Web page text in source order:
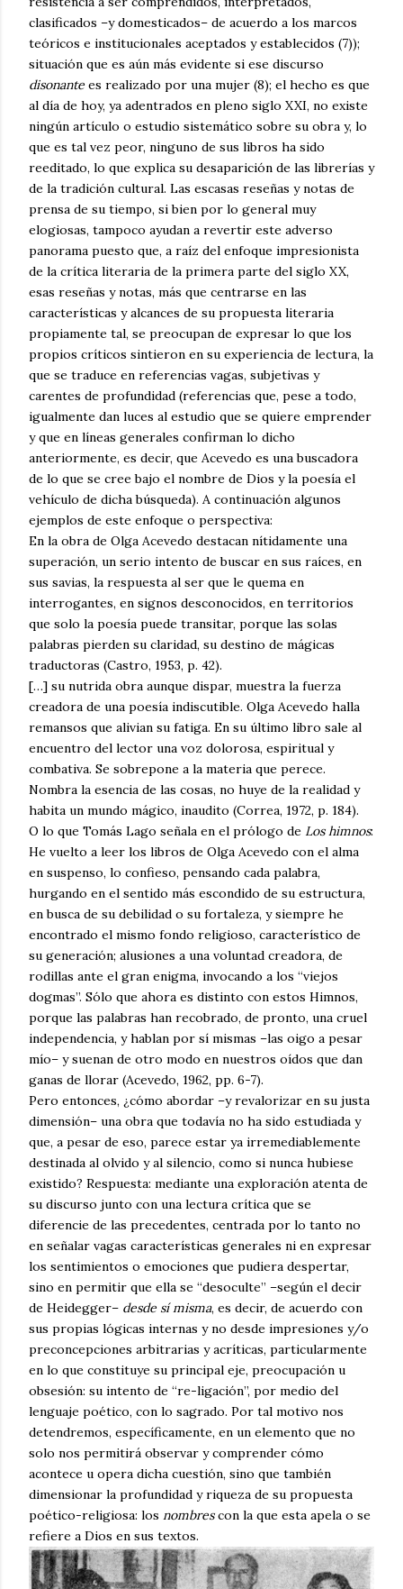
clasificados –y domesticados– de acuerdo a los marcos
teóricos e institucionales aceptados y establecidos (7));
situación que es aún más evidente si ese discurso
disonante es realizado por una mujer (8); el hecho es que
al día de hoy, ya adentrados en pleno siglo XXI, no existe
ningún artículo o estudio sistemático sobre su obra y, lo
que es tal vez peor, ninguno de sus libros ha sido
reeditado, lo que explica su desaparición de las librerías y
de la tradición cultural. Las escasas reseñas y notas de
prensa de su tiempo, si bien por lo general muy
elogiosas, tampoco ayudan a revertir este adverso
panorama puesto que, a raíz del enfoque impresionista
de la crítica literaria de la primera parte del siglo XX,
esas reseñas y notas, más que centrarse en las
características y alcances de su propuesta literaria
propiamente tal, se preocupan de expresar lo que los
propios críticos sintieron en su experiencia de lectura, la
que se traduce en referencias vagas, subjetivas y
carentes de profundidad (referencias que, pese a todo,
igualmente dan luces al estudio que se quiere emprender
y que en líneas generales confirman lo dicho
anteriormente, es decir, que Acevedo es una buscadora
de lo que se cree bajo el nombre de Dios y la poesía el
vehículo de dicha búsqueda). A continuación algunos
ejemplos de este enfoque o perspectiva:
En la obra de Olga Acevedo destacan nítidamente una
superación, un serio intento de buscar en sus raíces, en
sus savias, la respuesta al ser que le quema en
interrogantes, en signos desconocidos, en territorios
que solo la poesía puede transitar, porque las solas
palabras pierden su claridad, su destino de mágicas
traductoras (Castro, 1953, p. 42).
[…] su nutrida obra aunque dispar, muestra la fuerza
creadora de una poesía indiscutible. Olga Acevedo halla
remansos que alivian su fatiga. En su último libro sale al
encuentro del lector una voz dolorosa, espiritual y
combativa. Se sobrepone a la materia que perece.
Nombra la esencia de las cosas, no huye de la realidad y
habita un mundo mágico, inaudito (Correa, 1972, p. 184).
O lo que Tomás Lago señala en el prólogo de Los himnos:
He vuelto a leer los libros de Olga Acevedo con el alma
en suspenso, lo confieso, pensando cada palabra,
hurgando en el sentido más escondido de su estructura,
en busca de su debilidad o su fortaleza, y siempre he
encontrado el mismo fondo religioso, característico de
su generación; alusiones a una voluntad creadora, de
rodillas ante el gran enigma, invocando a los “viejos
dogmas”. Sólo que ahora es distinto con estos Himnos,
porque las palabras han recobrado, de pronto, una cruel
independencia, y hablan por sí mismas –las oigo a pesar
mío– y suenan de otro modo en nuestros oídos que dan
ganas de llorar (Acevedo, 1962, pp. 6-7).
Pero entonces, ¿cómo abordar –y revalorizar en su justa
dimensión– una obra que todavía no ha sido estudiada y
que, a pesar de eso, parece estar ya irremediablemente
destinada al olvido y al silencio, como si nunca hubiese
existido? Respuesta: mediante una exploración atenta de
su discurso junto con una lectura crítica que se
diferencie de las precedentes, centrada por lo tanto no
en señalar vagas características generales ni en expresar
los sentimientos o emociones que pudiera despertar,
sino en permitir que ella se “desoculte” –según el decir
de Heidegger– desde sí misma, es decir, de acuerdo con
sus propias lógicas internas y no desde impresiones y/o
preconcepciones arbitrarias y acríticas, particularmente
en lo que constituye su principal eje, preocupación u
obsesión: su intento de “re-ligación”, por medio del
lenguaje poético, con lo sagrado. Por tal motivo nos
detendremos, específicamente, en un elemento que no
solo nos permitirá observar y comprender cómo
acontece u opera dicha cuestión, sino que también
dimensionar la profundidad y riqueza de su propuesta
poético-religiosa: los nombrescon la que esta apela o se
refiere a Dios en sus textos.